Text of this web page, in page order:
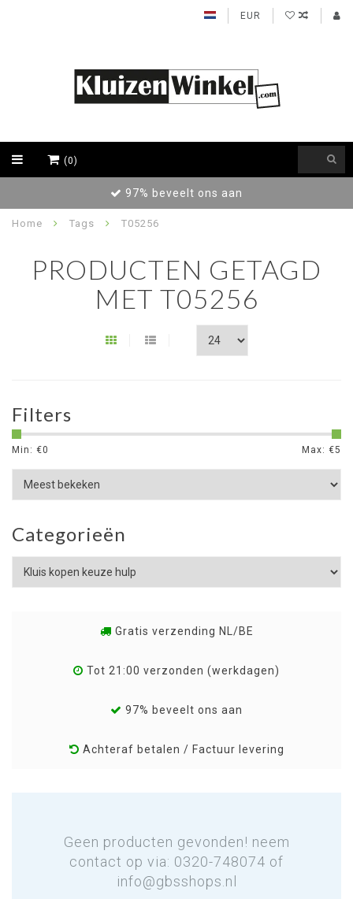
EUR
(0)
97% beveelt ons aan
Home Tags T05256
PRODUCTEN GETAGD
MET T05256
Filters
Min: €0 Max: €5
Categorieën
Gratis verzending NL/BE
Tot 21:00 verzonden (werkdagen)
97% beveelt ons aan
Achteraf betalen / Factuur levering
Geen producten gevonden! neem
contact op via: 0320-748074 of
info@gbsshops.nl